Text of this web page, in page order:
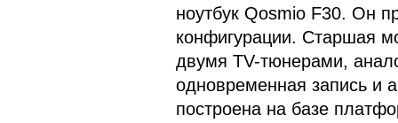
ноутбук Qosmio F30. Он
конфигурации. Старшая
двумя TV-тюнерами,
одновременная запись и
построена на базе